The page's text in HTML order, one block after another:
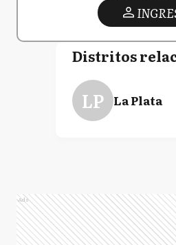
Distritos
LP La Plata
Ads